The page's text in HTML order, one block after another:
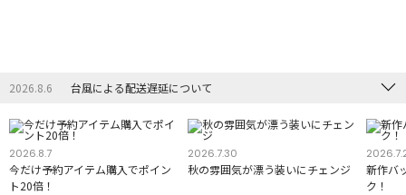
2026.8.6 台風による配送遅延について
2026.8.7
今だけ予約アイテム購入でポイン
ト20倍！
2026.7.30
秋の雰囲気が漂う装いにチェンジ
新作バ
ク！